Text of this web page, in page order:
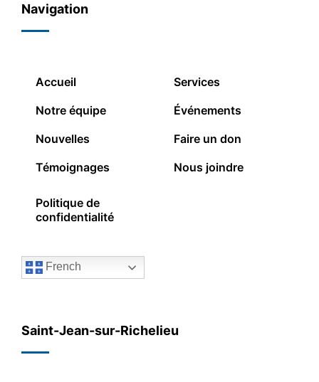
Navigation
Accueil
Notre équipe
Nouvelles
Témoignages
Services
Événements
Faire un don
Nous joindre
Politique de
confidentialité
French
Saint-Jean-sur-Richelieu